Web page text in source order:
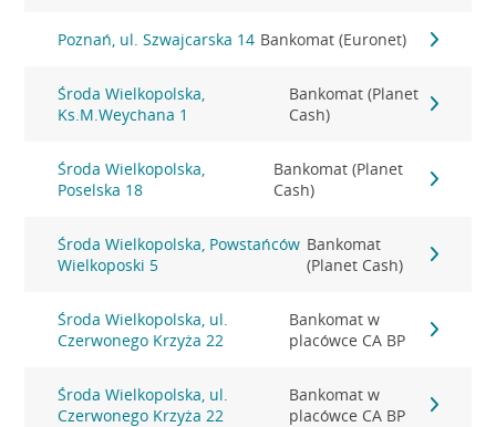
Poznań, ul. Szwajcarska 14 Bankomat (Euronet)
Środa Wielkopolska,
Ks.M.Weychana 1
Bankomat (Planet
Cash)
Środa Wielkopolska,
Poselska 18
Bankomat (Planet
Cash)
Środa Wielkopolska, Powstańców
Wielkoposki 5
Bankomat
(Planet Cash)
Środa Wielkopolska, ul.
Czerwonego Krzyża 22
Bankomat w
placówce CA BP
Środa Wielkopolska, ul.
Czerwonego Krzyża 22
Bankomat w
placówce CA BP